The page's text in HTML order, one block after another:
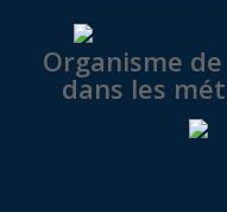
Organisme
dans les